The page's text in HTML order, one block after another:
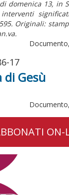
domenica 13, in
Originali:
17
di Gesù
ON-